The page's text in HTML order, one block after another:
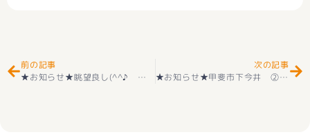
前の記事
★お知らせ★眺望良し(^^♪ 北杜市明野町上手 ログハウス 7LDK 中古戸建住宅 好評販売中(^^♪
次の記事
★お知らせ★甲斐市下今井 ② 物件お申込みありがとうございます(^_-)-☆